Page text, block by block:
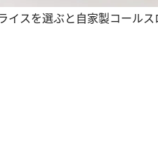
イスを選ぶと自家製コール